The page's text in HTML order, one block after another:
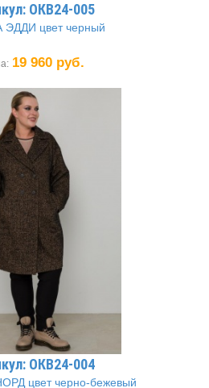
ОКВ24-005
ЭДДИ цвет черный
19 960 руб.
ОКВ24-004
цвет черно-бежевый